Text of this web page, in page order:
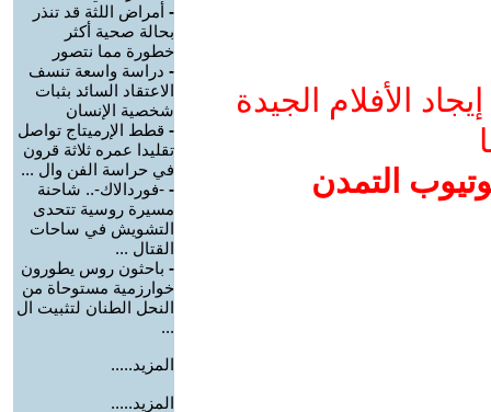
الأفلام الجيدة
التمدن
- أمراض اللثة قد تنذر
بحالة صحية أكثر
خطورة مما نتصور
- دراسة واسعة تنسف
الاعتقاد السائد بثبات
شخصية الإنسان
- قطط الإرميتاج تواصل
تقليدا عمره ثلاثة قرون
في حراسة الفن وال ...
- -فوردالاك-.. شاحنة
مسيرة روسية تتحدى
التشويش في ساحات
القتال ...
- باحثون روس يطورون
خوارزمية مستوحاة من
النحل الطنان لتثبيت ال
...
المزيد.....
المزيد.....